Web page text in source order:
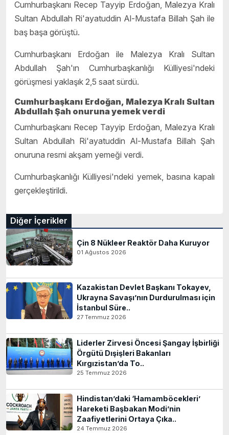
Cumhurbaşkanı Recep Tayyip Erdoğan, Malezya Kralı
Sultan Abdullah Ri'ayatuddin Al-Mustafa Billah Şah ile
baş başa görüştü.
Cumhurbaşkanı Erdoğan ile Malezya Kralı Sultan
Abdullah Şah'ın Cumhurbaşkanlığı Külliyesi'ndeki
görüşmesi yaklaşık 2,5 saat sürdü.​​​​​​​​​​​​​​
Cumhurbaşkanı Erdoğan, Malezya Kralı Sultan
Abdullah Şah onuruna yemek verdi
Cumhurbaşkanı Recep Tayyip Erdoğan, Malezya Kralı
Sultan Abdullah Ri'ayatuddin Al-Mustafa Billah Şah
onuruna resmi akşam yemeği verdi.
Cumhurbaşkanlığı Külliyesi'ndeki yemek, basına kapalı
gerçekleştirildi.
Diğer İçerikler
Çin 8 Nükleer Reaktör Daha Kuruyor
01 Ağustos 2026
Kazakistan Devlet Başkanı Tokayev,
Ukrayna Savaşı’nın Durdurulması için
İstanbul Süre..
27 Temmuz 2026
Liderler Zirvesi Öncesi Şangay İşbirliği
Örgütü Dışişleri Bakanları
Kırgızistan’da To..
25 Temmuz 2026
Hindistan’daki ‘Hamamböcekleri’
Hareketi Başbakan Modi’nin
Zaafiyetlerini Ortaya Çıka..
24 Temmuz 2026